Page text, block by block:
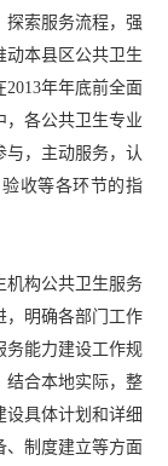
探索服务流程，强
动本县区公共卫生
年年底前全面
，各公共卫生专业
，主动服务，认
收等各环节的指
构公共卫生服务
，明确各部门工作
务能力建设工作规
结合本地实际，整
具体计划和详细
、制度建立等方面